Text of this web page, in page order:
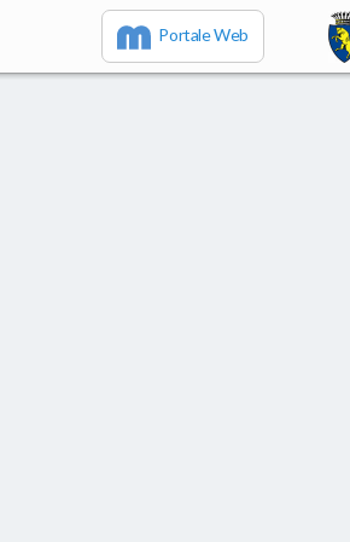
Portale Web